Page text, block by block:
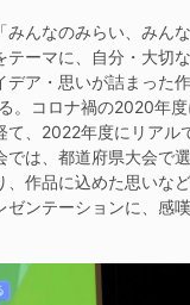
んなのみらい、みんな
テーマに、自分・大切
デア・思いが詰まった
。コロナ禍の2020年
て、2022年度にリアル
では、都道府県大会で
、作品に込めた思いな
ゼンテーションに、感